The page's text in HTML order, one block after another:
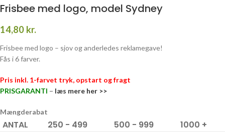
Frisbee med logo, model Sydney
14,80 kr.
Frisbee med logo – sjov og anderledes reklamegave!
Fås i 6 farver.
Pris inkl. 1-farvet tryk, opstart og fragt
PRISGARANTI – læs mere her >>
Mængderabat
ANTAL 250 - 499 500 - 999 1000 +